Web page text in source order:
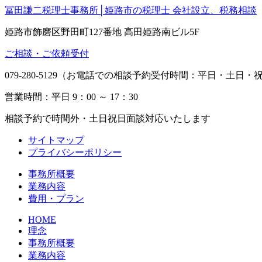
冨田謙二税理士事務所│姫路市の税理士 会社設立、税務相談
姫路市飾磨区野田町127番地 高田姫路南ビル5F
ご相談・ご依頼受付
079-280-5129（お電話での相談予約受付時間：平日・土日・
営業時間：平日 9：00 ～ 17：30
相談予約で時間外・土日祝日面談対応いたします
サイトマップ
プライバシーポリシー
事務所概要
業務内容
費用・プラン
HOME
理念
事務所概要
業務内容